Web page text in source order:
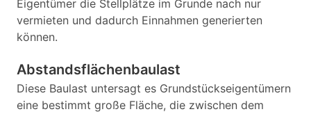
Eigentümer die Stellplätze im Grunde nach nur
vermieten und dadurch Einnahmen generierten
können.
Abstandsflächenbaulast
Diese Baulast untersagt es Grundstückseigentümern
eine bestimmt große Fläche, die zwischen dem